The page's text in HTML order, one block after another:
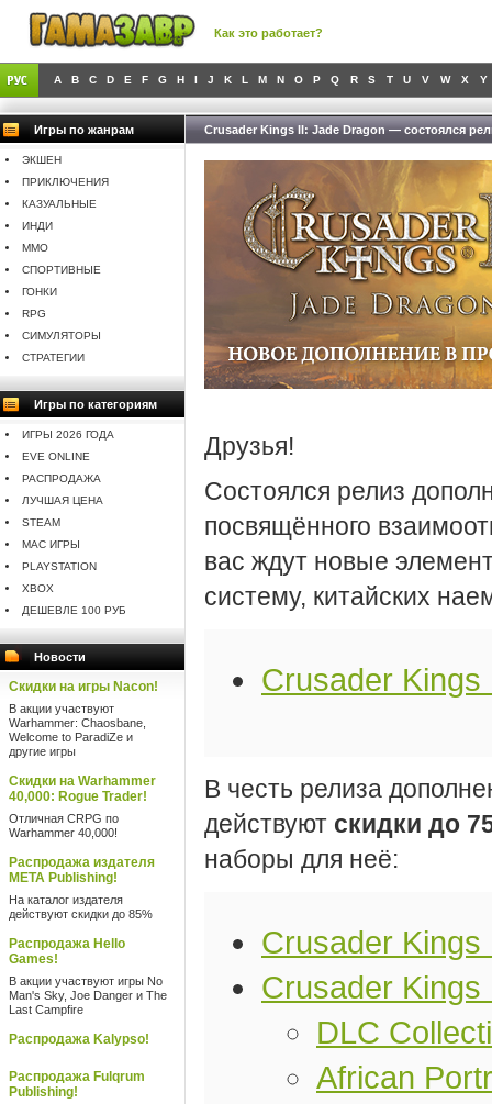
Как это работает?
A B C D E F G H I J K L M N O P Q R S T U V W X Y
Игры по жанрам
ЭКШЕН
ПРИКЛЮЧЕНИЯ
КАЗУАЛЬНЫЕ
ИНДИ
MMO
СПОРТИВНЫЕ
ГОНКИ
RPG
СИМУЛЯТОРЫ
СТРАТЕГИИ
Игры по категориям
ИГРЫ 2026 ГОДА
EVE ONLINE
РАСПРОДАЖА
ЛУЧШАЯ ЦЕНА
STEAM
MAC ИГРЫ
PLAYSTATION
XBOX
ДЕШЕВЛЕ 100 РУБ
Новости
Скидки на игры Nacon!
В акции участвуют
Warhammer: Chaosbane,
Welcome to ParadiZe и
другие игры
Скидки на Warhammer
40,000: Rogue Trader!
Отличная CRPG по
Warhammer 40,000!
Распродажа издателя
META Publishing!
На каталог издателя
действуют скидки до 85%
Распродажа Hello
Games!
В акции участвуют игры No
Man's Sky, Joe Danger и The
Last Campfire
Распродажа Kalypso!
Распродажа Fulqrum
Publishing!
Crusader Kings II: Jade Dragon — состоялся
Друзья!
Состоялся релиз
посвящённого
вас ждут новые
систему, китайских
Crusader
В честь релиза
действуют скидки до
наборы для неё:
Crusader Kings
Crusader Kings
DLC
African